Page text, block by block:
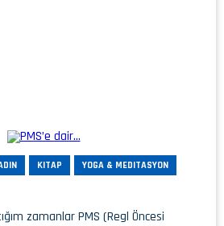
KITAP YOGA & MEDITASYON
zamanlar PMS (Regl Öncesi